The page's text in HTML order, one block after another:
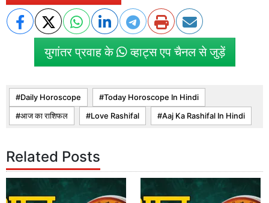
युगांतर प्रवाह के व्हाट्स एप चैनल से जुड़ें
Daily Horoscope Today Horoscope In Hindi
आज का राशिफल Love Rashifal Aaj Ka Rashifal In Hindi
Related Posts